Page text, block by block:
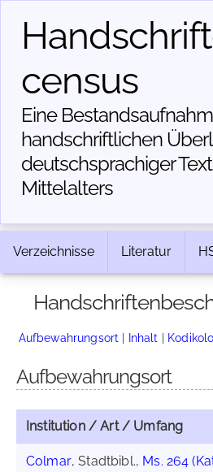
census
Eine
handschriftlichen
deutschsprachiger
Mittelalters
Verzeichnisse Literatur
Aufbewahrungsort | Inhalt |
Aufbewahrungsort
Institution / Art / Umfang
Colmar, Stadtbibl., Ms. 264